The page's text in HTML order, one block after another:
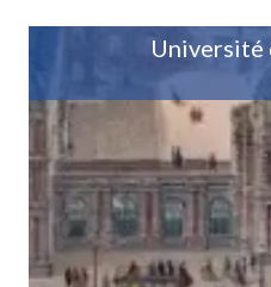
Université